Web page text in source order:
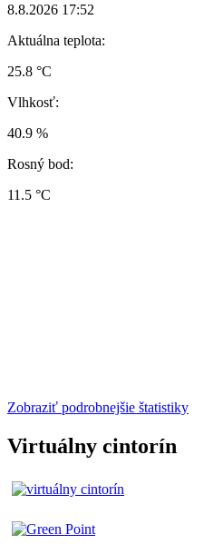
8.8.2026 17:52
Aktuálna teplota:
25.8 °C
Vlhkosť:
40.9 %
Rosný bod:
11.5 °C
Zobraziť podrobnejšie štatistiky
Virtuálny cintorín